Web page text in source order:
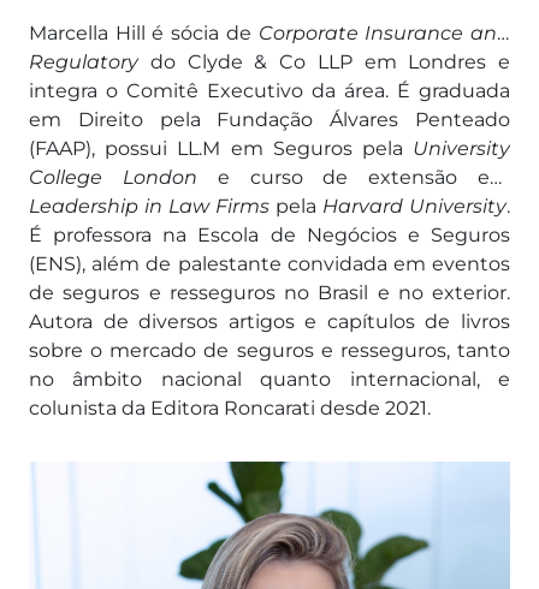
Marcella Hill é sócia de Corporate Insurance and
Regulatorydo Clyde & Co LLP em Londres e
integra o Comitê Executivo da área. É graduada
em Direito pela Fundação Álvares Penteado
(FAAP), possui LL.M em Seguros pela University
College London e curso de extensão em
Leadership in Law Firms pela Harvard University.
É professora na Escola de Negócios e Seguros
(ENS), além de palestante convidada em eventos
de seguros e resseguros no Brasil e no exterior.
Autora de diversos artigos e capítulos de livros
sobre o mercado de seguros e resseguros, tanto
no âmbito nacional quanto internacional, e
colunista da Editora Roncarati desde 2021.